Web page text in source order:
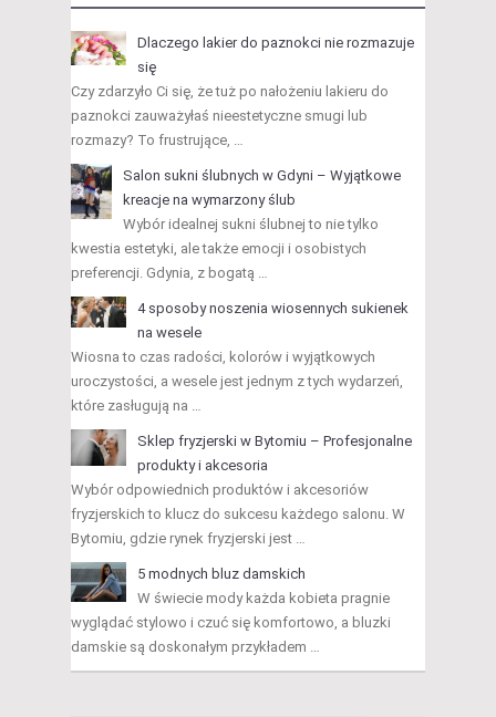
Dlaczego lakier do paznokci nie rozmazuje
się
Czy zdarzyło Ci się, że tuż po nałożeniu lakieru do
paznokci zauważyłaś nieestetyczne smugi lub
rozmazy? To frustrujące, …
Salon sukni ślubnych w Gdyni – Wyjątkowe
kreacje na wymarzony ślub
Wybór idealnej sukni ślubnej to nie tylko
kwestia estetyki, ale także emocji i osobistych
preferencji. Gdynia, z bogatą …
4 sposoby noszenia wiosennych sukienek
na wesele
Wiosna to czas radości, kolorów i wyjątkowych
uroczystości, a wesele jest jednym z tych wydarzeń,
które zasługują na …
Sklep fryzjerski w Bytomiu – Profesjonalne
produkty i akcesoria
Wybór odpowiednich produktów i akcesoriów
fryzjerskich to klucz do sukcesu każdego salonu. W
Bytomiu, gdzie rynek fryzjerski jest …
5 modnych bluz damskich
W świecie mody każda kobieta pragnie
wyglądać stylowo i czuć się komfortowo, a bluzki
damskie są doskonałym przykładem …